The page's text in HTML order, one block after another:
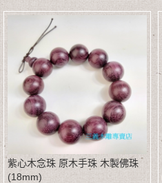
紫心木念珠 原木手珠 木製佛珠
(18mm)